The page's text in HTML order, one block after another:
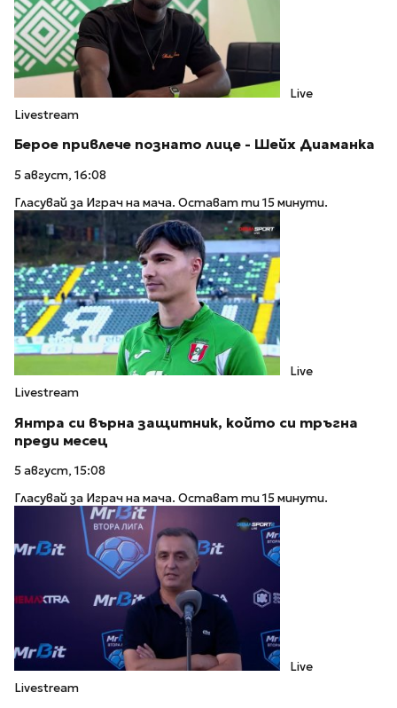
Live
Livestream
Берое привлече познато лице - Шейх Диаманка
5 август, 16:08
Гласувай за Играч на мача. Остават ти 15 минути.
Live
Livestream
Янтра си върна защитник, който си тръгна
преди месец
5 август, 15:08
Гласувай за Играч на мача. Остават ти 15 минути.
Live
Livestream